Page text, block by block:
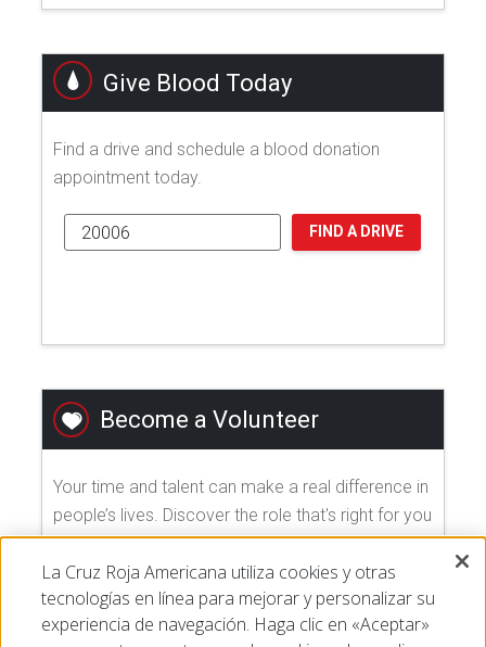
Give Blood Today
Find a drive and schedule a blood donation
appointment today.
FIND A DRIVE
Become a Volunteer
Your time and talent can make a real difference in
people’s lives. Discover the role that's right for you
and join us today!
EXPLORE VOLUNTEER OPPORTUNITIES
La Cruz Roja Americana utiliza cookies y otras
tecnologías en línea para mejorar y personalizar su
experiencia de navegación. Haga clic en «Aceptar»